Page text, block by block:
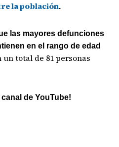
la población.
las mayores defunciones
en el rango de edad
un total de 81 personas
de YouTube!